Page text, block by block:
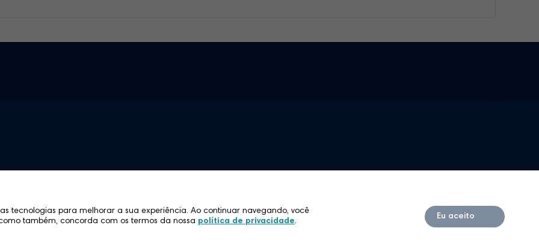
www.educacaovicentina.com.br
tecnologias para melhorar a sua experiência. Ao continuar navegando, você
também, concorda com os termos da nossa política de privacidade.
Eu aceito